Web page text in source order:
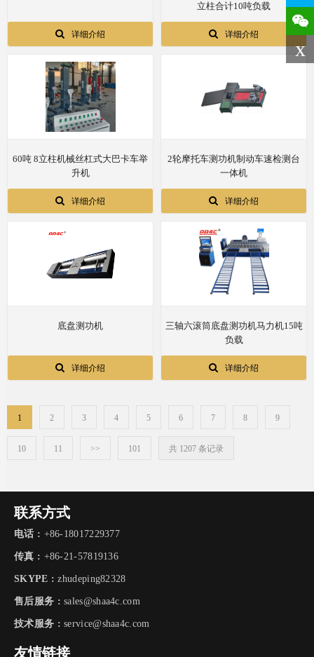
x
详细介绍
立柱合计10吨负载
详细介绍
60吨 8立柱机械丝杠式大巴卡车举
升机
详细介绍
2轮摩托车测功机制动车速检测台
一体机
详细介绍
底盘测功机
详细介绍
三轴六滚筒底盘测功机马力机15吨
负载
详细介绍
1 2 3 4 5 6 7 8 9
10 11 >> 101 共 1207 条记录
联系方式
电话 : +86-18017229377
传真 : +86-21-57819136
SKYPE :zhudeping82328
售后服务 :sales@shaa4c.com
技术服务 :service@shaa4c.com
友情链接